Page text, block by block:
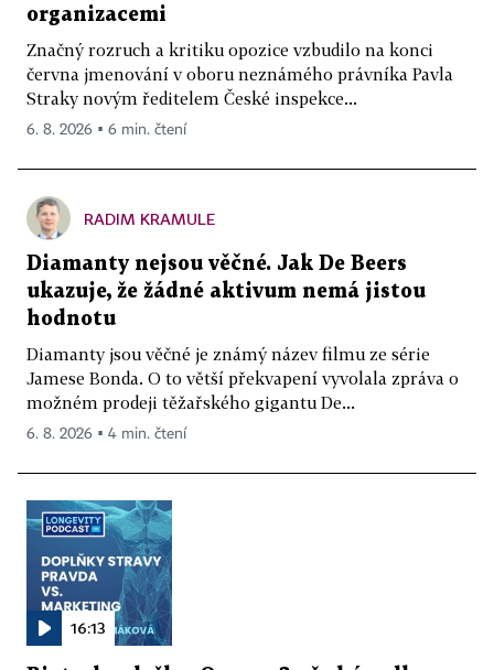
organizacemi
Značný rozruch a kritiku opozice vzbudilo na konci
června jmenování v oboru neznámého právníka Pavla
Straky novým ředitelem České inspekce...
6. 8. 2026 ▪ 6 min. čtení
RADIM KRAMULE
Diamanty nejsou věčné. Jak De Beers
ukazuje, že žádné aktivum nemá jistou
hodnotu
Diamanty jsou věčné je známý název filmu ze série
Jamese Bonda. O to větší překvapení vyvolala zpráva o
možném prodeji těžařského gigantu De...
6. 8. 2026 ▪ 4 min. čtení
16:13